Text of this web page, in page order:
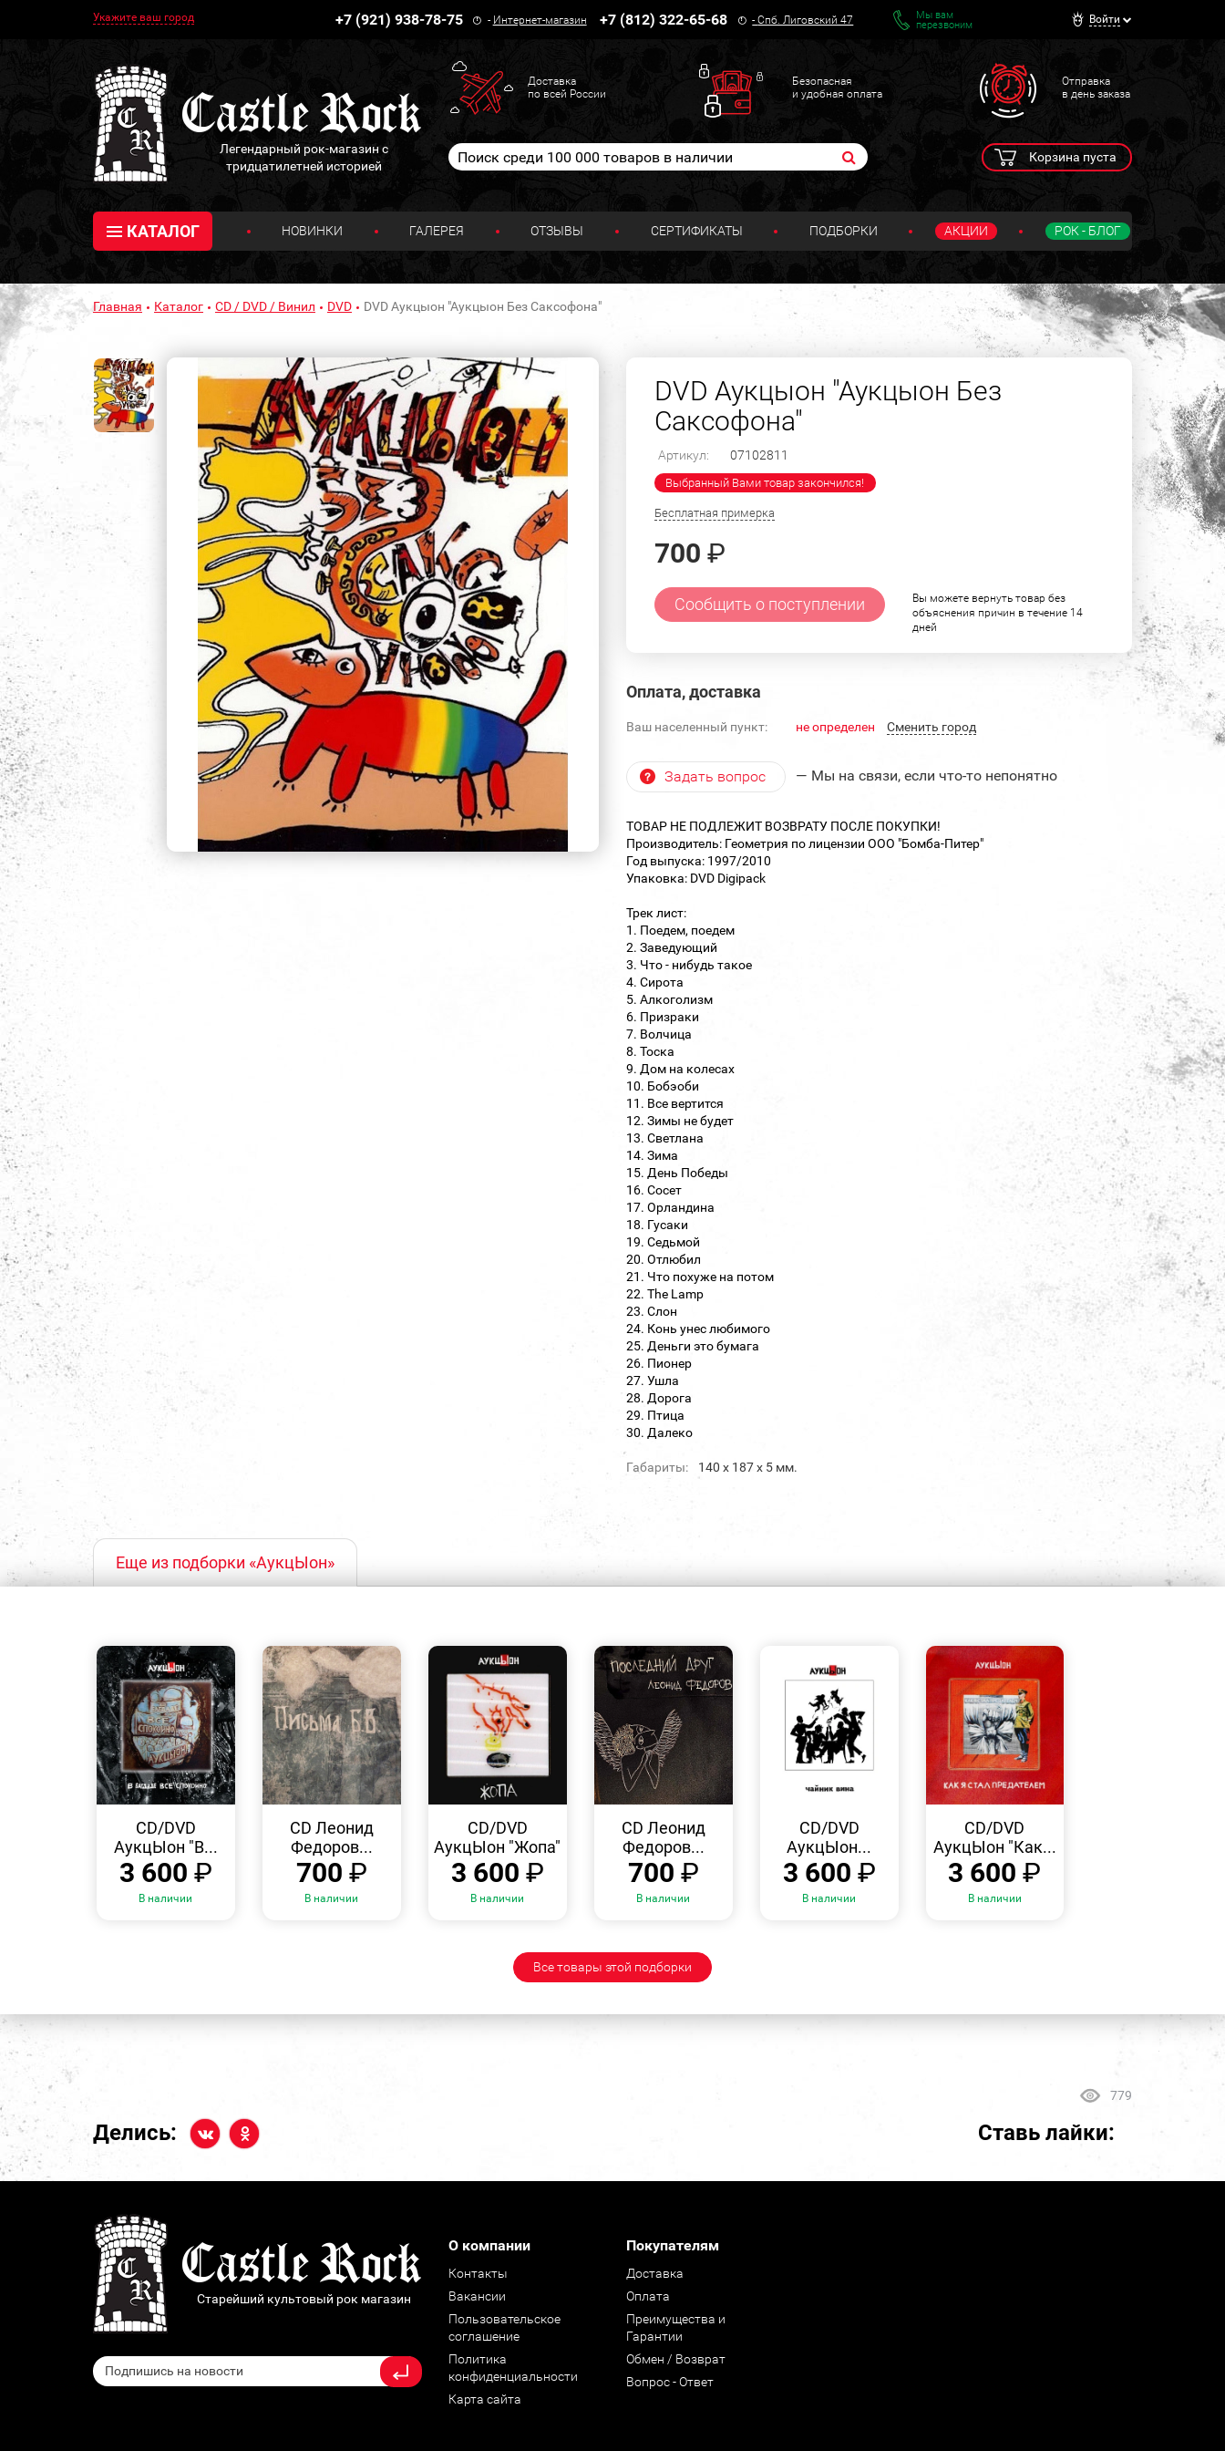
Укажите ваш город +7 (921) 938-78-75 - Интернет-магазин +7 (812) 322-65-68 -Спб. Лиговский 47
Мы вам
перезвоним
Войти
Легендарный рок-магазин с
тридцатилетней историей
Доставка
по всей России
Безопасная
и удобная оплата
Отправка
в день заказа
Корзина пуста
КАТАЛОГ НОВИНКИ ГАЛЕРЕЯ ОТЗЫВЫ СЕРТИФИКАТЫ ПОДБОРКИ АКЦИИ РОК - БЛОГ
Главная Каталог CD / DVD / Винил DVD DVD Аукцыон "Аукцыон Без Саксофона"
DVD Аукцыон "Аукцыон Без
Саксофона"
Артикул: 07102811
Выбранный Вами товар закончился!
Бесплатная примерка
700 ₽
Сообщить о поступлении
Вы можете вернуть товар без
объяснения причин в течение 14
дней
Оплата, доставка
Ваш населенный пункт: не определен Cменить город
Задать вопрос — Мы на связи, если что-то непонятно
ТОВАР НЕ ПОДЛЕЖИТ ВОЗВРАТУ ПОСЛЕ ПОКУПКИ!
Производитель: Геометрия по лицензии ООО "Бомба-Питер"
Год выпуска: 1997/2010
Упаковка: DVD Digipack
Трек лист:
1. Поедем, поедем
2. Заведующий
3. Что - нибудь такое
4. Сирота
5. Алкоголизм
6. Призраки
7. Волчица
8. Тоска
9. Дом на колесах
10. Бобэоби
11. Все вертится
12. Зимы не будет
13. Светлана
14. Зима
15. День Победы
16. Сосет
17. Орландина
18. Гусаки
19. Седьмой
20. Отлюбил
21. Что похуже на потом
22. The Lamp
23. Слон
24. Конь унес любимого
25. Деньги это бумага
26. Пионер
27. Ушла
28. Дорога
29. Птица
30. Далеко
Габариты: 140 х 187 х 5 мм.
Еще из подборки «АукцЫон»
ПРОСМОТР
CD/DVD
АукцЫон "В...
3 600 ₽
В наличии
ПРОСМОТР
CD Леонид
Федоров...
700 ₽
В наличии
ПРОСМОТР
CD/DVD
АукцЫон "Жопа"
3 600 ₽
В наличии
ПРОСМОТР
CD Леонид
Федоров...
700 ₽
В наличии
ПРОСМОТР
CD/DVD
АукцЫон...
3 600 ₽
В наличии
ПРОСМОТР
CD/DVD
АукцЫон "Как...
3 600₽
В наличии
Все товары этой подборки
779
Делись: Ставь лайки:
Старейший культовый рок магазин
О компании
Контакты
Вакансии
Пользовательское
соглашение
Политика
конфиденциальности
Карта сайта
Покупателям
Доставка
Оплата
Преимущества и
Гарантии
Обмен / Возврат
Вопрос - Ответ